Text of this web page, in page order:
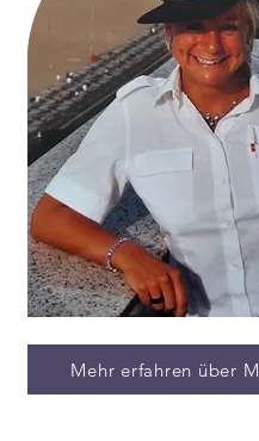
Mehr erfahren über